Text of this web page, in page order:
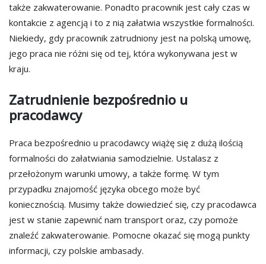
także zakwaterowanie. Ponadto pracownik jest cały czas w
kontakcie z agencją i to z nią załatwia wszystkie formalności.
Niekiedy, gdy pracownik zatrudniony jest na polską umowę,
jego praca nie różni się od tej, która wykonywana jest w
kraju.
Zatrudnienie bezpośrednio u
pracodawcy
Praca bezpośrednio u pracodawcy wiążę się z dużą ilością
formalności do załatwiania samodzielnie. Ustalasz z
przełożonym warunki umowy, a także formę. W tym
przypadku znajomość języka obcego może być
koniecznością. Musimy także dowiedzieć się, czy pracodawca
jest w stanie zapewnić nam transport oraz, czy pomoże
znaleźć zakwaterowanie. Pomocne okazać się mogą punkty
informacji, czy polskie ambasady.